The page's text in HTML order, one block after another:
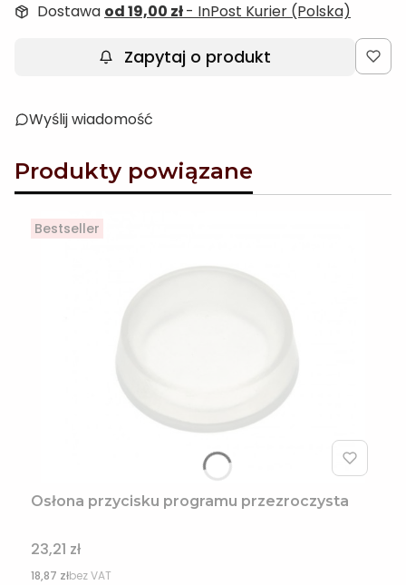
Dostawa od 19,00 zł- InPost Kurier (Polska)
Zapytaj o produkt
Wyślij wiadomość
Produkty powiązane
Bestseller
Osłona przycisku programu przezroczysta
Cena
23,21 zł
Cena
18,87 złbez VAT